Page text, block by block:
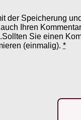
der Speicherung
Ihren
Sie einen
(einmalig). *